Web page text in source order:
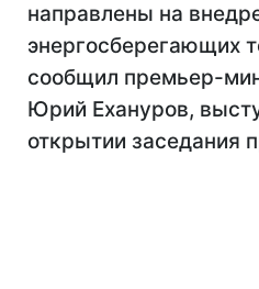
направлены на
энергосберегающих
сообщил премьер-
Юрий Ехануров,
открытии заседания